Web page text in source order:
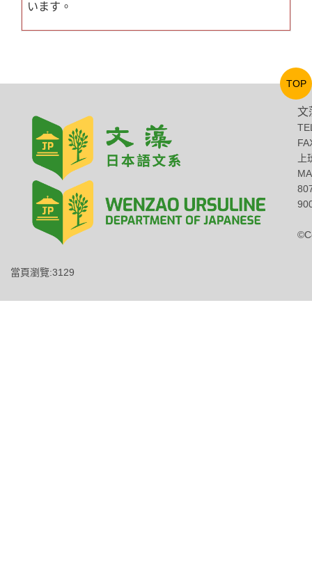
います。
文
當頁瀏覽:3129
TOP